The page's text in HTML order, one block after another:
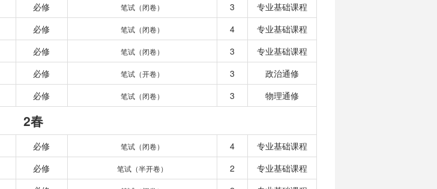
必修 笔试（闭卷） 3
专业基础课程
必修 笔试（闭卷） 4
专业基础课程
必修 笔试（闭卷） 3
专业基础课程
必修 笔试（开卷） 3
政治通修
必修 笔试（闭卷） 3 物理通修
2春
必修 笔试（闭卷） 4
专业基础课程
必修 笔试（半开卷） 2
专业基础课程